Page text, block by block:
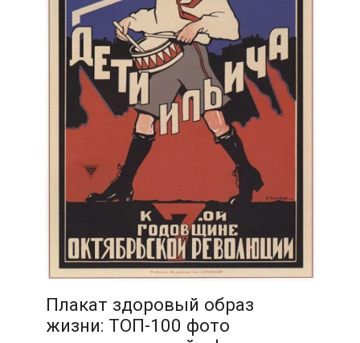
Плакат здоровый образ
жизни: ТОП-100 фото